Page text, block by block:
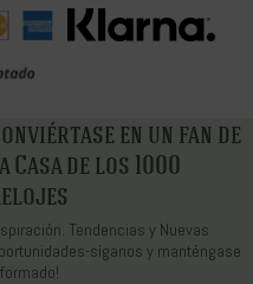
en un fan de
Casa de los 1000
Tendencias y Nuevas
síganos y manténgase